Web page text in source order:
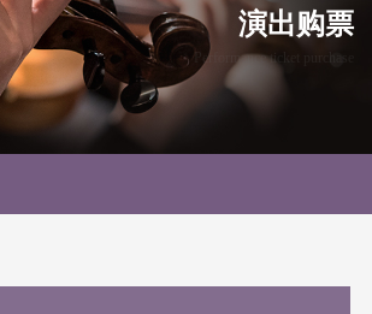
演出购票
Performance ticket purchase